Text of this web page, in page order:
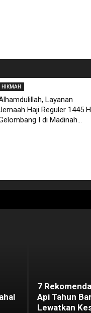
HIKMAH
Layanan
Haji Reguler 1445 H
I di Madinah...
7
Api Tahun
Lewatkan